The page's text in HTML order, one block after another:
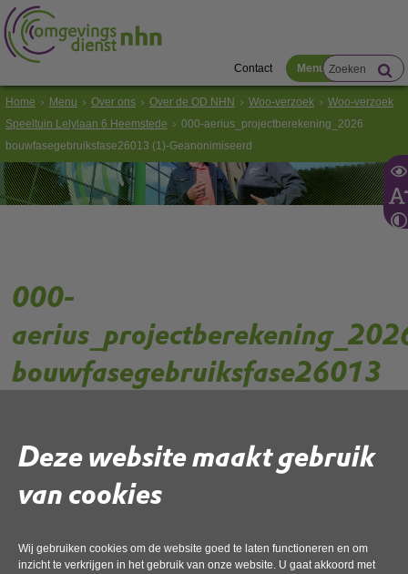
Deze website maakt gebruik
van cookies
Wij gebruiken cookies om de website goed te laten functioneren en om
inzicht te verkrijgen in het gebruik van onze website. U gaat akkoord met
Contact Menu
Home Menu Over ons Over de OD NHN Woo-verzoek
Woo-verzoek
Speeltuin Lelylaan 6 Heemstede
000-aerius_projectberekening_2026
bouwfasegebruiksfase26013 (1)-Geanonimiseerd
000-
bouwfasegebruiksfase26013
Gebruik de onderstaande link om het document te downloaden.
Download ‘000-aerius_projectberekening_2026